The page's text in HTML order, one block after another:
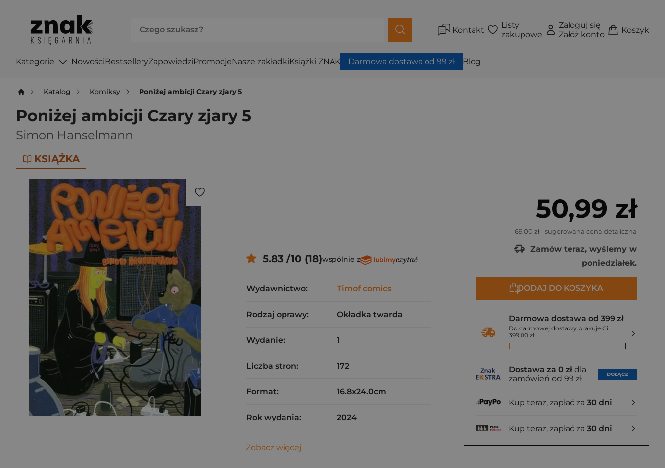
Kontakt
Listy
zakupowe
Zaloguj się
Załóż konto
Koszyk
Kategorie NowościBestselleryZapowiedziPromocjeNasze zakładkiKsiążki ZNAK Darmowa dostawa od 99 zł Blog
Katalog Komiksy Poniżej ambicji Czary zjary 5
Poniżej ambicji Czary zjary 5
Simon Hanselmann
KSIĄŻKA
50,99 zł
69,00 zł - sugerowana cena detaliczna
Zamów teraz, wyślemy w
poniedziałek.
DODAJ DO KOSZYKA
Darmowa dostawa od 399 zł
Do darmowej dostawy brakuje Ci
399,00 zł
Dostawa za 0 zł dla
zamówień od 99 zł
DOŁĄCZ
Kup teraz, zapłać za 30 dni
Kup teraz, zapłać za 30 dni
5.83 /10 (18)wspólnie z
Wydawnictwo: Timof comics
Rodzaj oprawy: Okładka twarda
Wydanie: 1
Liczba stron: 172
Format: 16.8x24.0cm
Rok wydania: 2024
Zobacz więcej